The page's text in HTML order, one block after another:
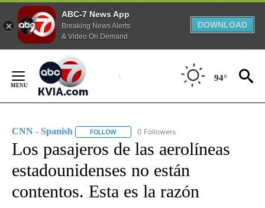
ABC-7 News App
Breaking News Alerts
& Video On Demand
DOWNLOAD
Content
94°
CNN - Spanish FOLLOW FOLLOW "CNN - SPANISH" TO RECEIVE
0 Followers
Los pasajeros de las aerolíneas
estadounidenses no están
contentos. Esta es la razón